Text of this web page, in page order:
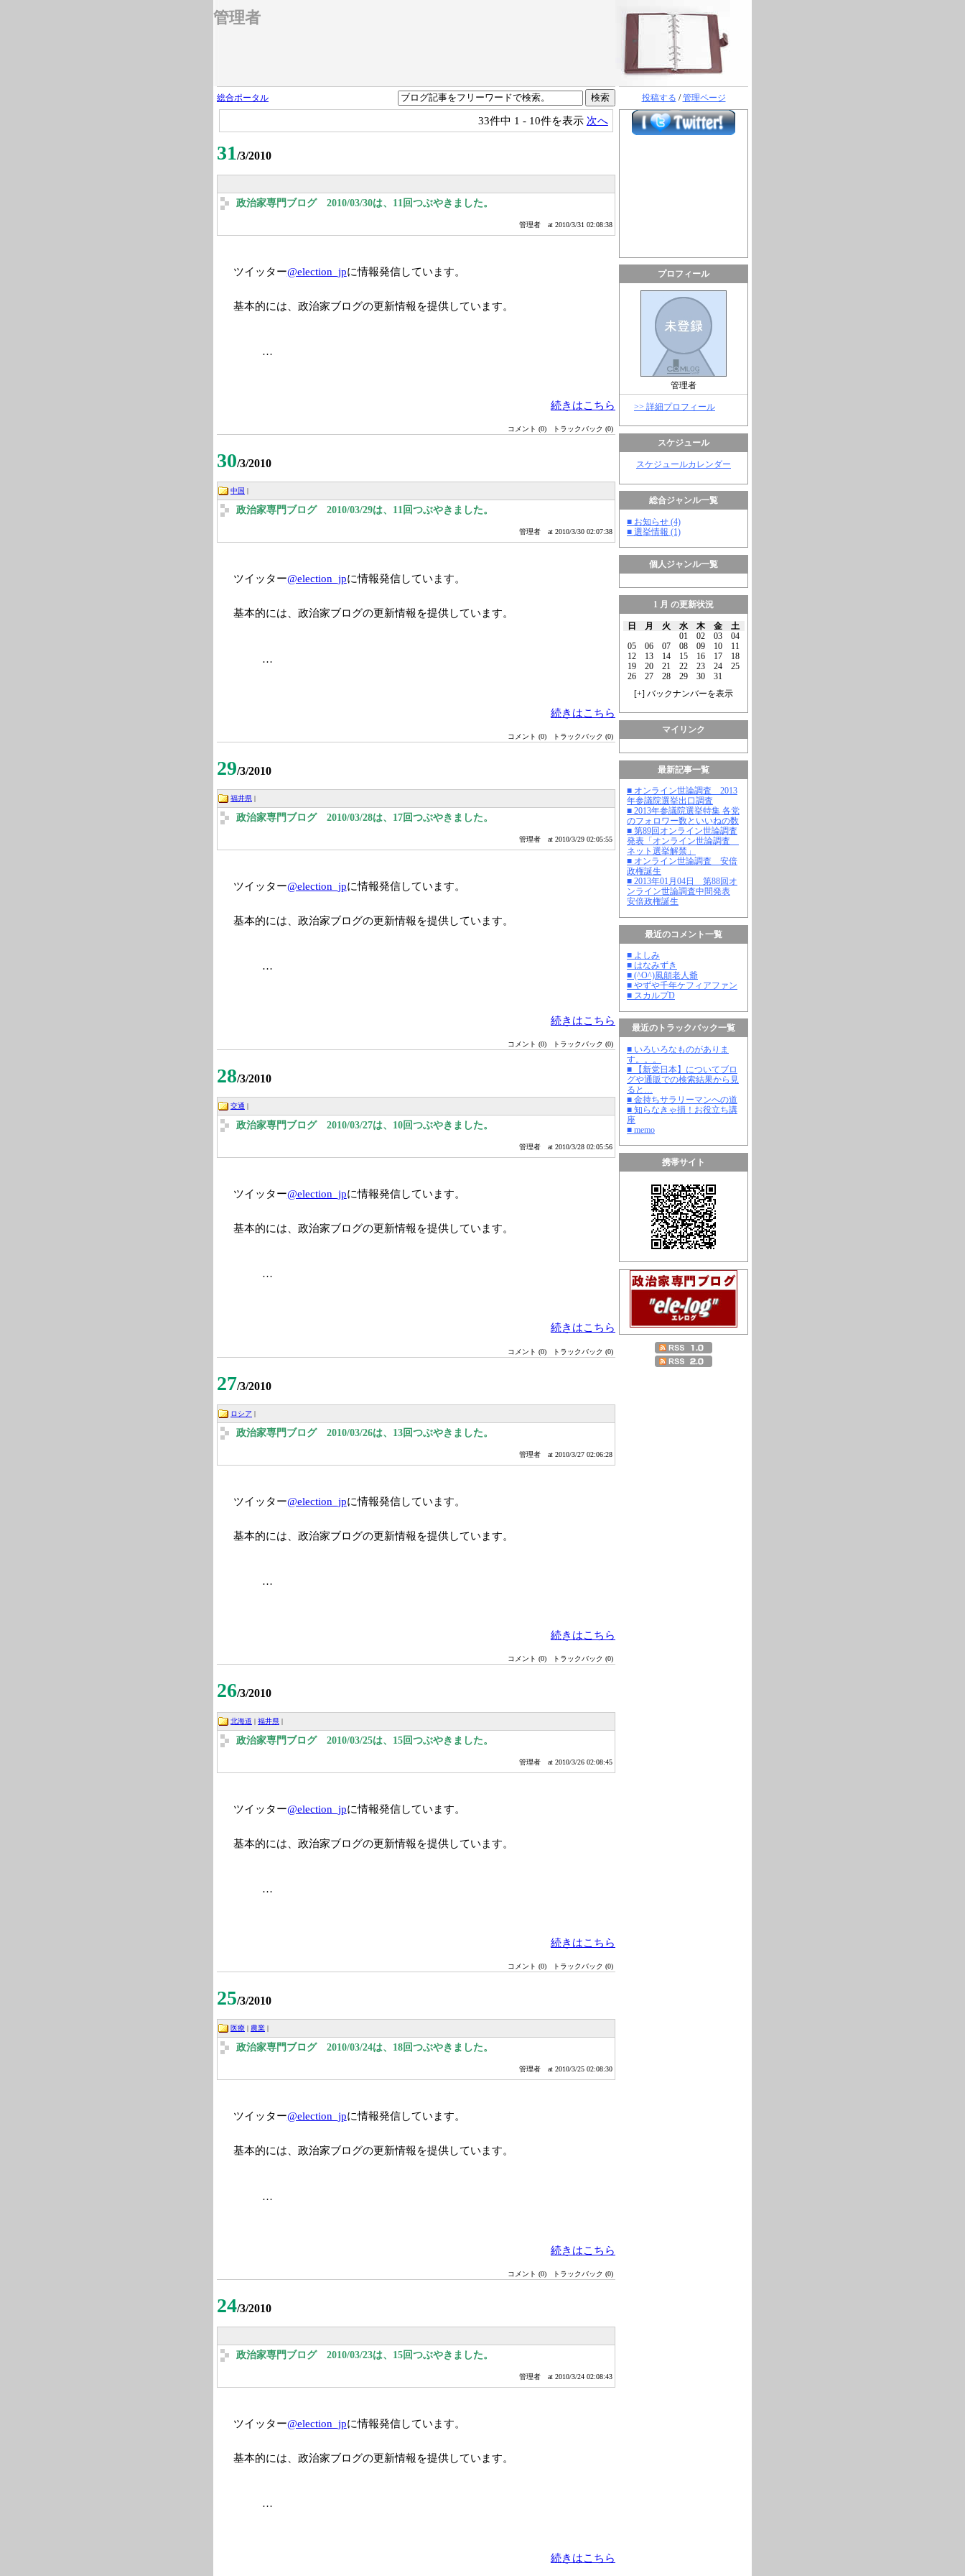
管理者
投稿する /管理ページ
プロフィール
管理者
>> 詳細プロフィール
スケジュール
スケジュールカレンダー
総合ジャンル一覧
■ お知らせ (4)
■ 選挙情報 (1)
個人ジャンル一覧
1 月 の更新状況
日 月 火 水 木 金
土
01
02 03
04
05
06 07 08 09 10
11
12
13 14 15 16 17
18
19
20 21 22 23 24
25
26
27 28 29 30
31
[+] バックナンバーを表示
マイリンク
最新記事一覧
■ オンライン世論調査 2013
年参議院選挙出口調査
■ 2013年参議院選挙特集 各党
のフォロワー数といいねの数
■ 第89回オンライン世論調査
発表「オンライン世論調査
ネット選挙解禁」
■ オンライン世論調査 安倍
政権誕生
■ 2013年01月04日 第88回オ
ンライン世論調査中間発表
安倍政権誕生
最近のコメント一覧
■ よしみ
■ はなみずき
■ (^O^)風顛老人爺
■ やずや千年ケフィアファン
■ スカルプD
最近のトラックバック一覧
■ いろいろなものがありま
す。。。
■ 【新党日本】についてブロ
グや通販での検索結果から見
ると…
■ 金持ちサラリーマンへの道
■ 知らなきゃ損！お役立ち講
座
■ memo
携帯サイト
総合ポータル
33件中 1 - 10件を表示 次へ
31/3/2010
政治家専門ブログ 2010/03/30は、11回つぶやきました。
管理者 at 2010/3/31 02:08:38
ツイッター@election_jpに情報発信しています。
基本的には、政治家ブログの更新情報を提供しています。
…
続きはこちら
コメント (0) トラックバック (0)
30/3/2010
中国
政治家専門ブログ 2010/03/29は、11回つぶやきました。
管理者 at 2010/3/30 02:07:38
ツイッター@election_jpに情報発信しています。
基本的には、政治家ブログの更新情報を提供しています。
…
続きはこちら
コメント (0) トラックバック (0)
29/3/2010
福井県 |
政治家専門ブログ 2010/03/28は、17回つぶやきました。
管理者 at 2010/3/29 02:05:55
ツイッター@election_jpに情報発信しています。
基本的には、政治家ブログの更新情報を提供しています。
…
続きはこちら
コメント (0) トラックバック (0)
28/3/2010
交通 |
政治家専門ブログ 2010/03/27は、10回つぶやきました。
管理者 at 2010/3/28 02:05:56
ツイッター@election_jpに情報発信しています。
基本的には、政治家ブログの更新情報を提供しています。
…
続きはこちら
コメント (0) トラックバック (0)
27/3/2010
ロシア |
政治家専門ブログ 2010/03/26は、13回つぶやきました。
管理者 at 2010/3/27 02:06:28
ツイッター@election_jpに情報発信しています。
基本的には、政治家ブログの更新情報を提供しています。
…
続きはこちら
コメント (0) トラックバック (0)
26/3/2010
北海道 | 福井県 |
政治家専門ブログ 2010/03/25は、15回つぶやきました。
管理者 at 2010/3/26 02:08:45
ツイッター@election_jpに情報発信しています。
基本的には、政治家ブログの更新情報を提供しています。
…
続きはこちら
コメント (0) トラックバック (0)
25/3/2010
医療 農業
政治家専門ブログ 2010/03/24は、18回つぶやきました。
管理者 at 2010/3/25 02:08:30
ツイッター@election_jpに情報発信しています。
基本的には、政治家ブログの更新情報を提供しています。
…
続きはこちら
コメント (0) トラックバック (0)
24/3/2010
政治家専門ブログ 2010/03/23は、15回つぶやきました。
管理者 at 2010/3/24 02:08:43
ツイッター@election_jpに情報発信しています。
基本的には、政治家ブログの更新情報を提供しています。
…
続きはこちら